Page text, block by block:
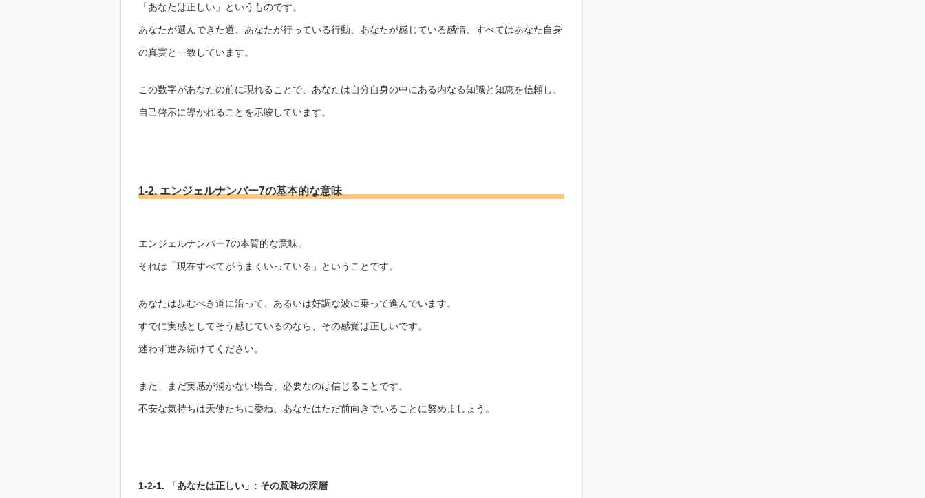
「あなたは正しい」というものです。
あなたが選んできた道、あなたが行っている行動、あなたが感じている感情、すべてはあなた自身
の真実と一致しています。
この数字があなたの前に現れることで、あなたは自分自身の中にある内なる知識と知恵を信頼し、
自己啓示に導かれることを示唆しています。
1-2. エンジェルナンバー7の基本的な意味
エンジェルナンバー7の本質的な意味。
それは「現在すべてがうまくいっている」ということです。
あなたは歩むべき道に沿って、あるいは好調な波に乗って進んでいます。
すでに実感としてそう感じているのなら、その感覚は正しいです。
迷わず進み続けてください。
また、まだ実感が湧かない場合、必要なのは信じることです。
不安な気持ちは天使たちに委ね、あなたはただ前向きでいることに努めましょう。
1-2-1. 「あなたは正しい」: その意味の深層